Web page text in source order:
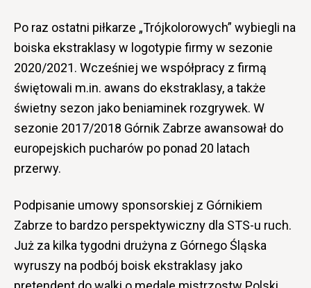
Po raz ostatni piłkarze „Trójkolorowych” wybiegli na
boiska ekstraklasy w logotypie firmy w sezonie
2020/2021. Wcześniej we współpracy z firmą
świętowali m.in. awans do ekstraklasy, a także
świetny sezon jako beniaminek rozgrywek. W
sezonie 2017/2018 Górnik Zabrze awansował do
europejskich pucharów po ponad 20 latach
przerwy.
Podpisanie umowy sponsorskiej z Górnikiem
Zabrze to bardzo perspektywiczny dla STS-u ruch.
Już za kilka tygodni drużyna z Górnego Śląska
wyruszy na podbój boisk ekstraklasy jako